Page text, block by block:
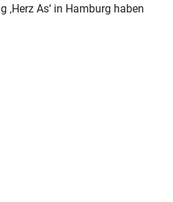
‚Herz As‘ in Hamburg haben